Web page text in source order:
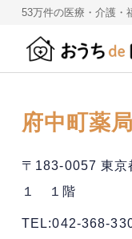
53万件の医療・介護・
府中町薬
〒183-0057 東京
１ １階
TEL:042-368-